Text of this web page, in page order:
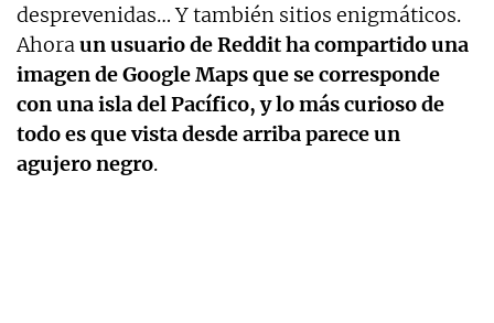
desprevenidas… Y también sitios enigmáticos.
Ahoraun usuario de Reddit ha compartido una
imagen de Google Maps que se corresponde
con una isla del Pacífico, y lo más curioso de
todo es que vista desde arriba parece un
agujero negro.